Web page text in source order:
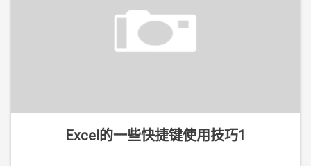
Excel的一些快捷键使用技巧1